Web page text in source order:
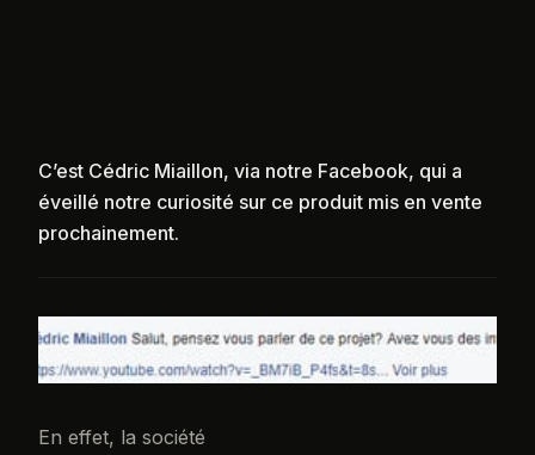
C’est Cédric Miaillon, via notre Facebook, qui a
éveillé notre curiosité sur ce produit mis en vente
prochainement.
En effet, la société